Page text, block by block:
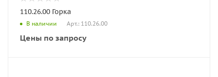
110.26.00 Горка
В наличии Арт.: 110.26.00
Цены по запросу